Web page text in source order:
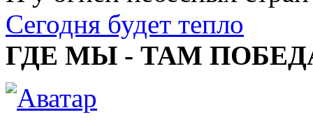
Сегодня будет тепло
ГДЕ МЫ - ТАМ